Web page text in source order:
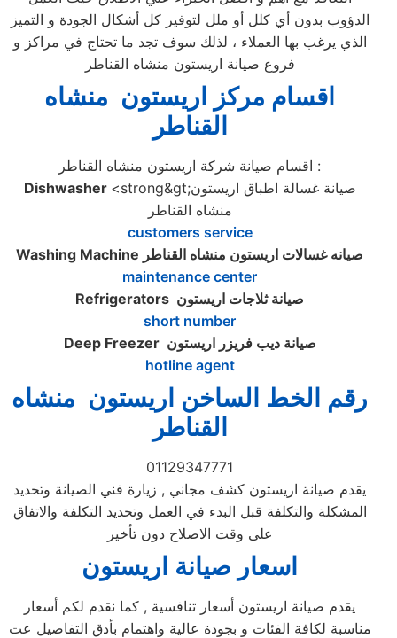
الدؤوب بدون أي كلل أو ملل لتوفير كل أشكال الجودة و التميز
الذي يرغب بها العملاء ، لذلك سوف تجد ما تحتاج في مراكز و
فروع صيانة اريستون منشاه القناطر
اقسام مركز اريستون منشاه
القناطر
اقسام صيانة شركة اريستون منشاه القناطر :
Dishwasher <strong&gt;صيانة غسالة اطباق اريستون
منشاه القناطر
customers service
Washing Machine صيانه غسالات اريستون منشاه القناطر
maintenance center
Refrigerators صيانة ثلاجات اريستون
short number
Deep Freezer صيانة ديب فريزر اريستون
hotline agent
رقم الخط الساخن اريستون منشاه
القناطر
01129347771
يقدم صيانة اريستون كشف مجاني , زيارة فني الصيانة وتحديد
المشكلة والتكلفة قبل البدء في العمل وتحديد التكلفة والاتفاق
على وقت الاصلاح دون تأخير
اسعار صيانة اريستون
يقدم صيانة اريستون أسعار تنافسية , كما نقدم لكم أسعار
مناسبة لكافة الفئات و بجودة عالية واهتمام بأدق التفاصيل عت